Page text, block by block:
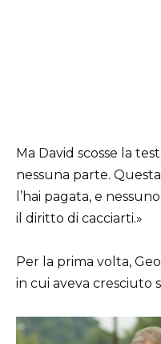
Ma David scosse la
nessuna parte.
l’hai pagata, e
il diritto di cacciarti.»
Per la prima volta,
in cui aveva cresciuto